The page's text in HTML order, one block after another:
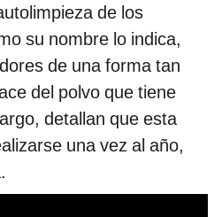
de los
su nombre lo indica,
de una forma tan
del polvo que tiene
detallan que esta
una vez al año,